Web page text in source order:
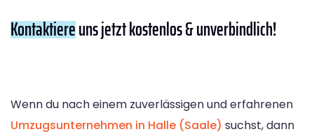
Kontaktiereuns jetzt kostenlos & unverbindlich!
Wenn du nach einem zuverlässigen und erfahrenen
Umzugsunternehmen in Halle (Saale) suchst, dann